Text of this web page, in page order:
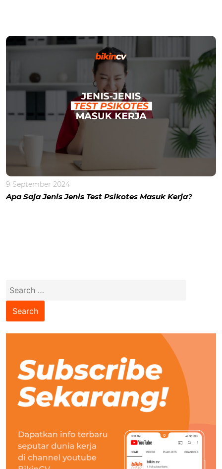
9 September 2024
Apa Saja Jenis Jenis Test Psikotes Masuk Kerja?
Search